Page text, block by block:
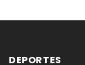
DEPORTES